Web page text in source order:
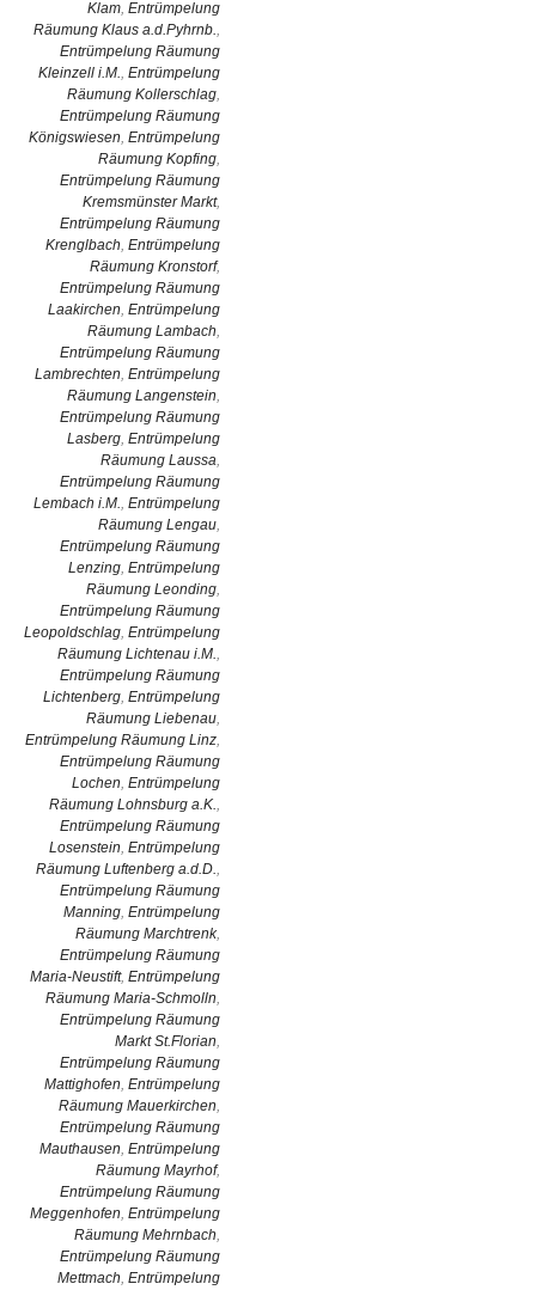
Klam, Entrümpelung
Räumung Klaus a.d.Pyhrnb.,
Entrümpelung Räumung
Kleinzell i.M., Entrümpelung
Räumung Kollerschlag,
Entrümpelung Räumung
Königswiesen, Entrümpelung
Räumung Kopfing,
Entrümpelung Räumung
Kremsmünster Markt,
Entrümpelung Räumung
Krenglbach, Entrümpelung
Räumung Kronstorf,
Entrümpelung Räumung
Laakirchen, Entrümpelung
Räumung Lambach,
Entrümpelung Räumung
Lambrechten, Entrümpelung
Räumung Langenstein,
Entrümpelung Räumung
Lasberg, Entrümpelung
Räumung Laussa,
Entrümpelung Räumung
Lembach i.M., Entrümpelung
Räumung Lengau,
Entrümpelung Räumung
Lenzing, Entrümpelung
Räumung Leonding,
Entrümpelung Räumung
Leopoldschlag, Entrümpelung
Räumung Lichtenau i.M.,
Entrümpelung Räumung
Lichtenberg, Entrümpelung
Räumung Liebenau,
Entrümpelung Räumung Linz,
Entrümpelung Räumung
Lochen, Entrümpelung
Räumung Lohnsburg a.K.,
Entrümpelung Räumung
Losenstein, Entrümpelung
Räumung Luftenberg a.d.D.,
Entrümpelung Räumung
Manning, Entrümpelung
Räumung Marchtrenk,
Entrümpelung Räumung
Maria-Neustift, Entrümpelung
Räumung Maria-Schmolln,
Entrümpelung Räumung
Markt St.Florian,
Entrümpelung Räumung
Mattighofen, Entrümpelung
Räumung Mauerkirchen,
Entrümpelung Räumung
Mauthausen, Entrümpelung
Räumung Mayrhof,
Entrümpelung Räumung
Meggenhofen, Entrümpelung
Räumung Mehrnbach,
Entrümpelung Räumung
Mettmach, Entrümpelung